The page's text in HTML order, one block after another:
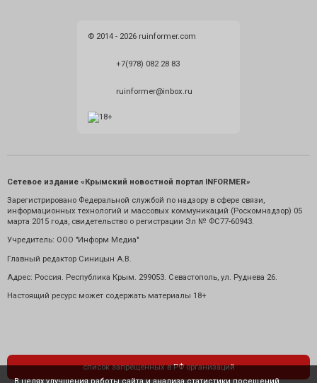
© 2014 - 2026 ruinformer.com
+7(978) 082 28 83
ruinformer@inbox.ru
Сетевое издание «Крымский новостной портал INFORMER»
Зарегистрировано Федеральной службой по надзору в сфере связи,
информационных технологий и массовых коммуникаций (Роскомнадзор) 05
марта 2015 года, свидетельство о регистрации Эл № ФС77-60943.
Учредитель: ООО "Информ Медиа"
Главный редактор Синицын А.В.
Адрес: Россия. Республика Крым. 299053. Севастополь, ул. Руднева 26.
Настоящий ресурс может содержать материалы 18+
список запрещенных в РФ организаций
В целях улучшения работы сайта и анализа статистики посещений,